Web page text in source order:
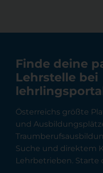
Finde deine
Lehrstelle bei
Österreichs größte
und
Suche und direktem
Lehrbetrieben. Starte